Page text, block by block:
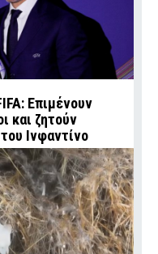
Επιμένουν
και ζητούν
Ινφαντίνο